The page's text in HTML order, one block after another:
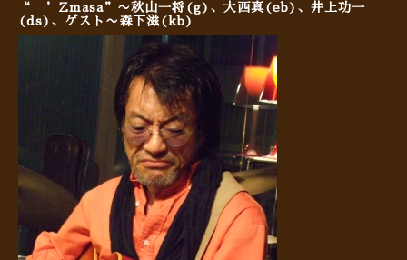
“ ’Zmasa”〜秋山一将(g)、大西真(eb)、井上功一
(ds)、ゲスト〜森下滋(kb)